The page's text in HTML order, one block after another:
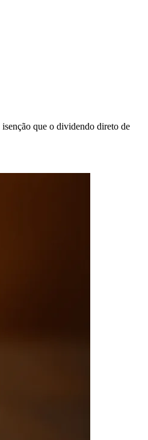
que o dividendo direto de